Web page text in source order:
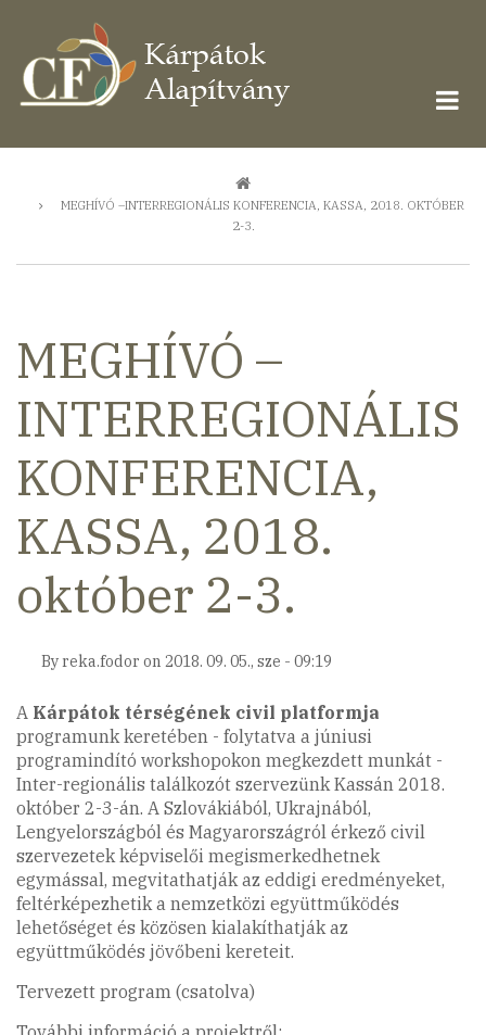
tartalomra
Morzsa
MEGHÍVÓ –INTERREGIONÁLIS KONFERENCIA, KASSA, 2018. OKTÓBER
2-3.
MEGHÍVÓ –
INTERREGIONÁLIS
KONFERENCIA,
KASSA, 2018.
október 2-3.
By reka.fodor on 2018. 09. 05., sze - 09:19
A Kárpátok térségének civil platformja
programunk keretében - folytatva a júniusi
programindító workshopokon megkezdett munkát -
Inter-regionális találkozót szervezünk Kassán 2018.
október 2-3-án. A Szlovákiából, Ukrajnából,
Lengyelországból és Magyarországról érkező civil
szervezetek képviselői megismerkedhetnek
egymással, megvitathatják az eddigi eredményeket,
feltérképezhetik a nemzetközi együttműködés
lehetőséget és közösen kialakíthatják az
együttműködés jövőbeni kereteit.
Tervezett program (csatolva)